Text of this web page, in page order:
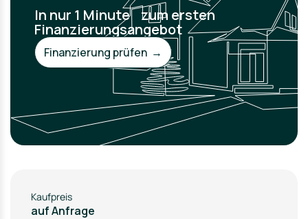
In nur 1 Minute zum ersten
Finanzierungsangebot
Finanzierung prüfen →
Kaufpreis
auf Anfrage